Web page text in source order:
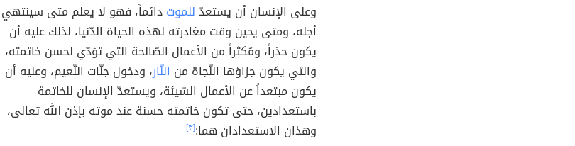
وعلى الإنسان أن يستعدّللموتدائماً، فهو لا يعلم متى سينتهي
أجله، ومتى يحين وقت مغادرته لهذه الحياة الدّنيا، لذلك عليه أن
يكون حذراً، ومُكثراً من الأعمال الصّالحة التي تؤدّي لحسن خاتمته،
والتي يكون جزاؤها النّجاة من النّار، ودخول جنّات النّعيم، وعليه أن
يكون مبتعداً عن الأعمال السّيئة، ويستعدّ الإنسان للخاتمة
باستعدادين، حتى تكون خاتمته حسنة عند موته بإذن الله تعالى،
وهذان الاستعدادان هما:[٣]